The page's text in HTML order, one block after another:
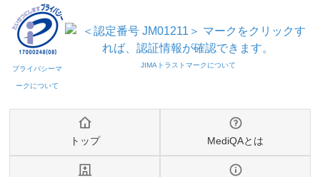
トップ MediQAとは